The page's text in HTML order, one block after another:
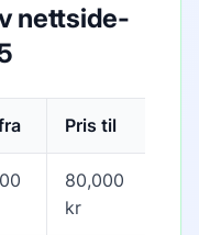
nettside-
Pris til
80,000
kr